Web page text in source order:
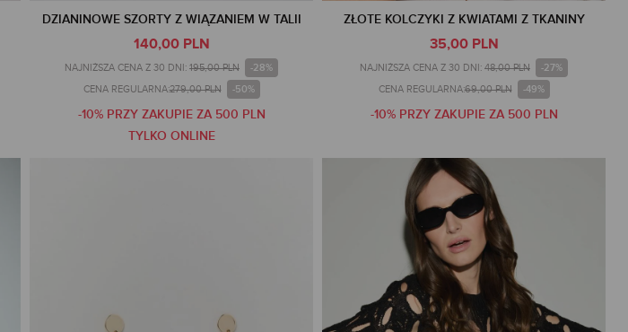
DZIANINOWE SZORTY Z WIĄZANIEM W TALII
140,00 PLN
NAJNIŻSZA CENA Z 30 DNI: 195,00 PLN -28%
CENA REGULARNA:279,00 PLN -50%
-10% PRZY ZAKUPIE ZA 500 PLN
TYLKO ONLINE
ZŁOTE KOLCZYKI Z KWIATAMI Z TKANINY
35,00 PLN
NAJNIŻSZA CENA Z 30 DNI: 48,00 PLN -27%
CENA REGULARNA:69,00 PLN -49%
-10% PRZY ZAKUPIE ZA 500 PLN